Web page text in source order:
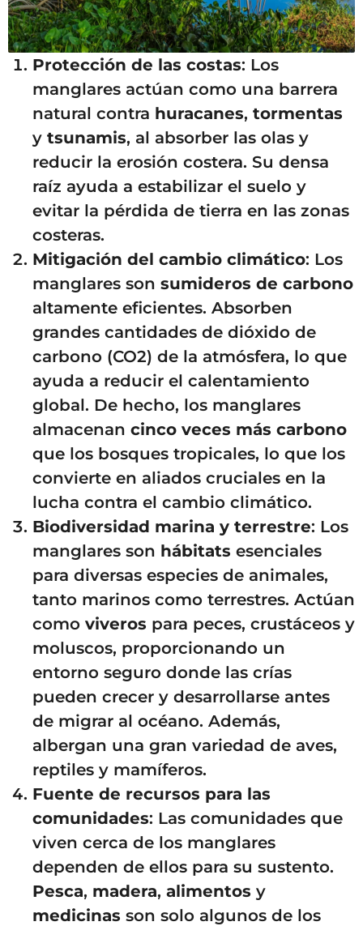
Protección de las costas: Los
manglares actúan como una barrera
natural contra huracanes, tormentas
y tsunamis, al absorber las olas y
reducir la erosión costera. Su densa
raíz ayuda a estabilizar el suelo y
evitar la pérdida de tierra en las zonas
costeras.
Mitigación del cambio climático: Los
manglares son sumideros de carbono
altamente eficientes. Absorben
grandes cantidades de dióxido de
carbono (CO2) de la atmósfera, lo que
ayuda a reducir el calentamiento
global. De hecho, los manglares
almacenan cinco veces más carbono
que los bosques tropicales, lo que los
convierte en aliados cruciales en la
lucha contra el cambio climático.
Biodiversidad marina y terrestre: Los
manglares son hábitats esenciales
para diversas especies de animales,
tanto marinos como terrestres. Actúan
como viveros para peces, crustáceos y
moluscos, proporcionando un
entorno seguro donde las crías
pueden crecer y desarrollarse antes
de migrar al océano. Además,
albergan una gran variedad de aves,
reptiles y mamíferos.
Fuente de recursos para las
comunidades: Las comunidades que
viven cerca de los manglares
dependen de ellos para su sustento.
Pesca, madera, alimentos y
medicinas son solo algunos de los